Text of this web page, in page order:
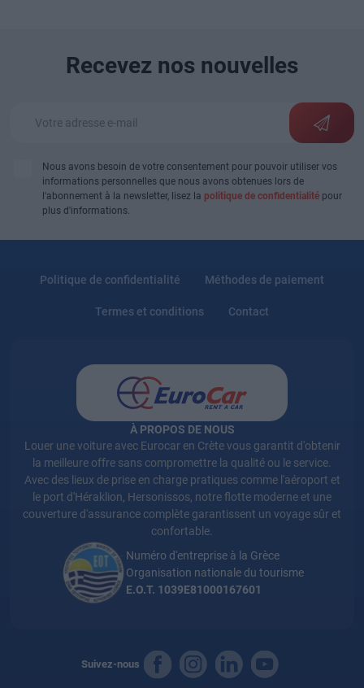
Recevez nos nouvelles
Nous avons besoin de votre consentement pour pouvoir utiliser vos
informations personnelles que nous avons obtenues lors de
l'abonnement à la newsletter, lisez la politique de confidentialité pour
plus d'informations.
Politique de confidentialité Méthodes de paiement
Termes et conditions Contact
À PROPOS DE NOUS
Louer une voiture avec Eurocar en Crète vous garantit d'obtenir
la meilleure offre sans compromettre la qualité ou le service.
Avec des lieux de prise en charge pratiques comme l'aéroport et
le port d'Héraklion, Hersonissos, notre flotte moderne et une
couverture d'assurance complète garantissent un voyage sûr et
confortable.
Numéro d'entreprise à la Grèce
Organisation nationale du tourisme
E.O.T. 1039E81000167601
Suivez-nous